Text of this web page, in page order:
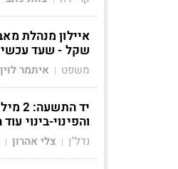
שקל - שעד עכשיו עלה
משפט | איתמר לוין
והפינוי-בינוי
נדל"ן | צלי אהרון |